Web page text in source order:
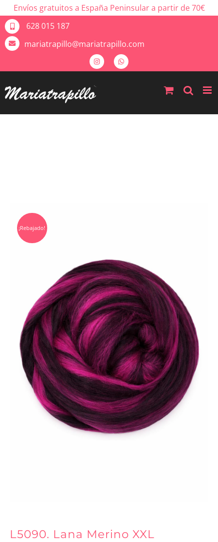
Envíos gratuitos a España Peninsular a partir de 70€
628 015 187
mariatrapillo@mariatrapillo.com
¡Rebajado!
L5090. Lana Merino XXL